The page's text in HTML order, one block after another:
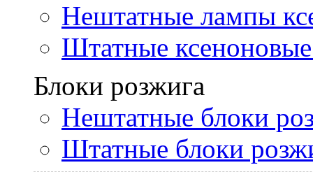
Нештатные лампы
Штатные
Блоки розжига
Нештатные блоки
Штатные блоки